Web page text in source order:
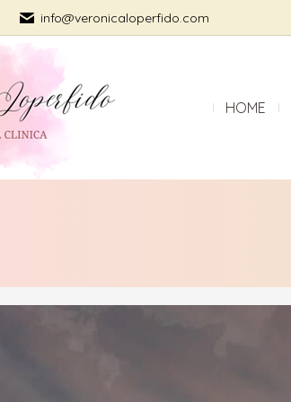
info@veronicaloperfido.com
HOME